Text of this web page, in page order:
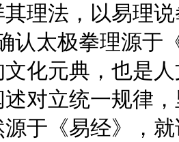
理法，以易理
认太极拳理源于
化元典，也是
对立统一规律
于《易经》，